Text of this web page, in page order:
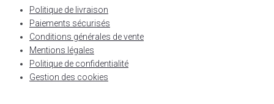
Politique de livraison
Paiements sécurisés
Conditions générales de vente
Mentions légales
Politique de confidentialité
Gestion des cookies